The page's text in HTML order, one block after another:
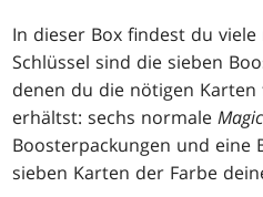
In dieser Box findest du
Schlüssel sind die sieben
denen du die nötigen Karten
erhältst: sechs normale
Boosterpackungen und eine
sieben Karten der Farbe